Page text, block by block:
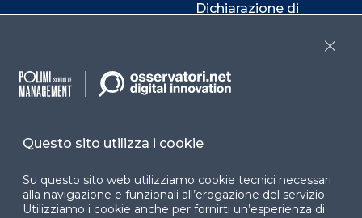
Dichiarazione di
Facebook LinkedIn
YouTube X
Questo sito utilizza i cookie
Su questo sito web utilizziamo cookie tecnici necessari
alla navigazione e funzionali all’erogazione del servizio.
Utilizziamo i cookie anche per fornirti un’esperienza di